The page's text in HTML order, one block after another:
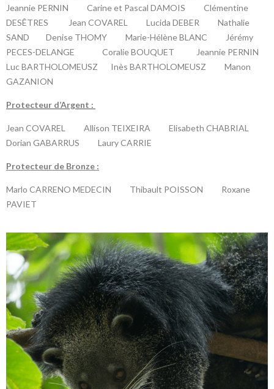
Jeannie PERNIN Carine et Pascal DAMOIS Clémentine
DESÊTRES Jean COVAREL Lucida DEBER Nathalie
SAND Denise THOMY Marie-Hélène BLANC Jérémy
PECES-DELANGE Coralie BOUQUET Jeannie PERNIN
Luc BARTHOLOMEUSZ Inès BARTHOLOMEUSZ Manon
GAZANION
Protecteur d’Argent :
Jean COVAREL Allison TEIXEIRA Elisabeth CHABRIAL
Dorian GABARRUS Laury CARRIE
Protecteur de Bronze :
Marlo CARRENO MEDECIN Thibault POISSON Roxane
PAVIET